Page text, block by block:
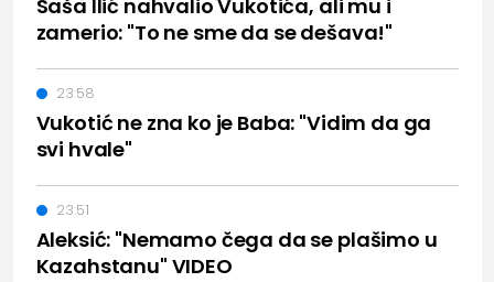
Saša Ilić nahvalio Vukotića, ali mu i
zamerio: "To ne sme da se dešava!"
Vukotić ne zna ko je Baba: "Vidim da ga
svi hvale"
23:58
Aleksić: "Nemamo čega da se plašimo u
Kazahstanu" VIDEO
23:51